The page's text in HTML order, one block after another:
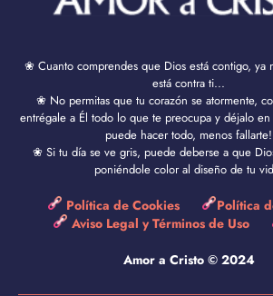
❀ Cuanto comprendes que Dios está contigo, ya
está contra ti...
❀ No permitas que tu corazón se atormente,
entrégale a Él todo lo que te preocupa y déjalo en
puede hacer todo, menos fallarte!
❀ Si tu día se ve gris, puede deberse a que
poniéndole color al diseño de tu
Política de Cookies
Política
Aviso Legal y Términos de Uso
Amor a Cristo © 2024